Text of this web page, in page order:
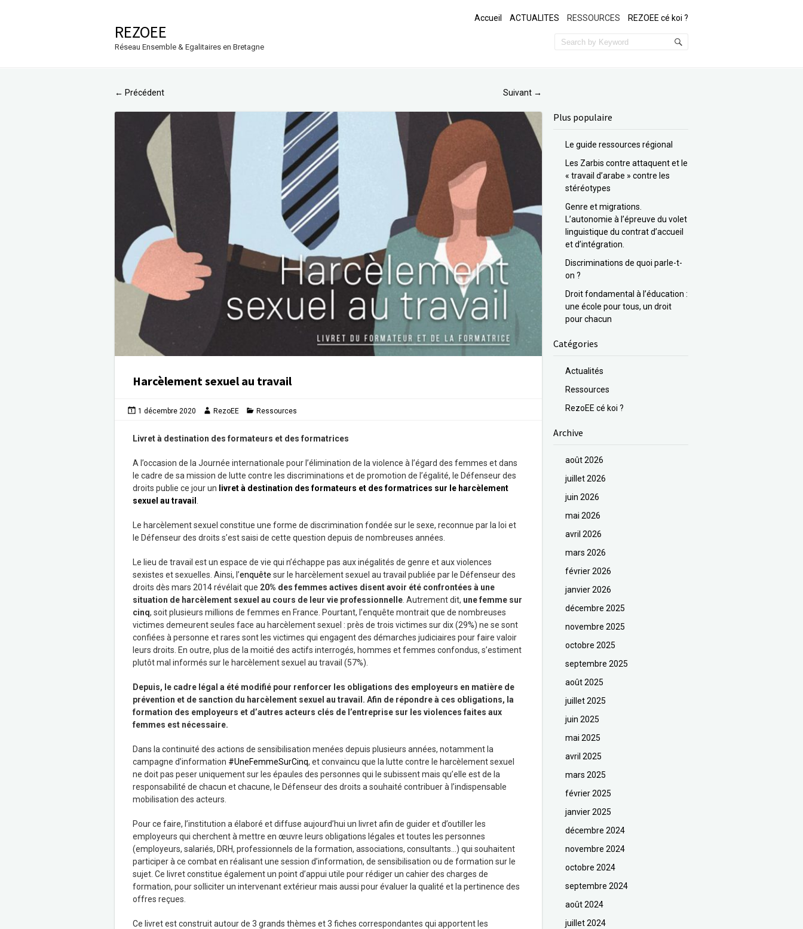
REZOEE
Réseau Ensemble & Egalitaires en Bretagne
Accueil ACTUALITES RESSOURCES REZOEE cé koi ?
← Précédent Suivant →
Harcèlement sexuel au travail
1 décembre 2020 RezoEE Ressources
Livret à destination des formateurs et des formatrices
A l’occasion de la Journée internationale pour l’élimination de la violence à l’égard des femmes et dans
le cadre de sa mission de lutte contre les discriminations et de promotion de l’égalité, le Défenseur des
droits publie ce jour un livret à destination des formateurs et des formatrices sur le harcèlement
sexuel au travail
Le harcèlement sexuel constitue une forme de discrimination fondée sur le sexe, reconnue par la loi et
le Défenseur des droits s’est saisi de cette question depuis de nombreuses années.
Le lieu de travail est un espace de vie qui n’échappe pas aux inégalités de genre et aux violences
sexistes et sexuelles. Ainsi, l’enquête sur le harcèlement sexuel au travail publiée par le Défenseur des
droits dès mars 2014 révélait que 20% des femmes actives disent avoir été confrontées à une
situation de harcèlement sexuel au cours de leur vie professionnelle . Autrement dit, une femme sur
cinq, soit plusieurs millions de femmes en France. Pourtant, l’enquête montrait que de nombreuses
victimes demeurent seules face au harcèlement sexuel : près de trois victimes sur dix (29%) ne se sont
confiées à personne et rares sont les victimes qui engagent des démarches judiciaires pour faire valoir
leurs droits. En outre, plus de la moitié des actifs interrogés, hommes et femmes confondus, s’estiment
plutôt mal informés sur le harcèlement sexuel au travail (57%).
Depuis, le cadre légal a été modifié pour renforcer les obligations des employeurs en matière de
prévention et de sanction du harcèlement sexuel au travail. Afin de répondre à ces obligations, la
formation des employeurs et d’autres acteurs clés de l’entreprise sur les violences faites aux
femmes est nécessaire.
Dans la continuité des actions de sensibilisation menées depuis plusieurs années, notamment la
campagne d’information #UneFemmeSurCinq, et convaincu que la lutte contre le harcèlement sexuel
ne doit pas peser uniquement sur les épaules des personnes qui le subissent mais qu’elle est de la
responsabilité de chacun et chacune, le Défenseur des droits a souhaité contribuer à l’indispensable
mobilisation des acteurs.
Pour ce faire, l’institution a élaboré et diffuse aujourd’hui un livret afin de guider et d’outiller les
employeurs qui cherchent à mettre en œuvre leurs obligations légales et toutes les personnes
(employeurs, salariés, DRH, professionnels de la formation, associations, consultants…) qui souhaitent
participer à ce combat en réalisant une session d’information, de sensibilisation ou de formation sur le
sujet. Ce livret constitue également un point d’appui utile pour rédiger un cahier des charges de
formation, pour solliciter un intervenant extérieur mais aussi pour évaluer la qualité et la pertinence des
offres reçues.
Ce livret est construit autour de 3 grands thèmes et 3 fiches correspondantes qui apportent les
Plus populaire
Le guide ressources régional
Les Zarbis contre attaquent et le
« travail d’arabe » contre les
stéréotypes
Genre et migrations.
L’autonomie à l’épreuve du volet
linguistique du contrat d’accueil
et d’intégration.
Discriminations de quoi parle-t-
on ?
Droit fondamental à l’éducation :
une école pour tous, un droit
pour chacun
Catégories
Actualités
Ressources
RezoEE cé koi ?
Archive
août 2026
juillet 2026
juin 2026
mai 2026
avril 2026
mars 2026
février 2026
janvier 2026
décembre 2025
novembre 2025
octobre 2025
septembre 2025
août 2025
juillet 2025
juin 2025
mai 2025
avril 2025
mars 2025
février 2025
janvier 2025
décembre 2024
novembre 2024
octobre 2024
septembre 2024
août 2024
juillet 2024